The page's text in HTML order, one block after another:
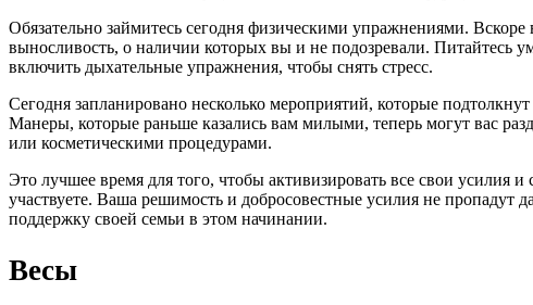
Обязательно займитесь сегодня физическими упражнениями.
выносливость, о наличии которых вы и не подозревали. Питайтесь
включить дыхательные упражнения, чтобы снять стресс.
Сегодня запланировано несколько мероприятий, которые
Манеры, которые раньше казались вам милыми, теперь могут вас
или косметическими процедурами.
Это лучшее время для того, чтобы активизировать все свои усилия
участвуете. Ваша решимость и добросовестные усилия не
поддержку своей семьи в этом начинании.
Весы